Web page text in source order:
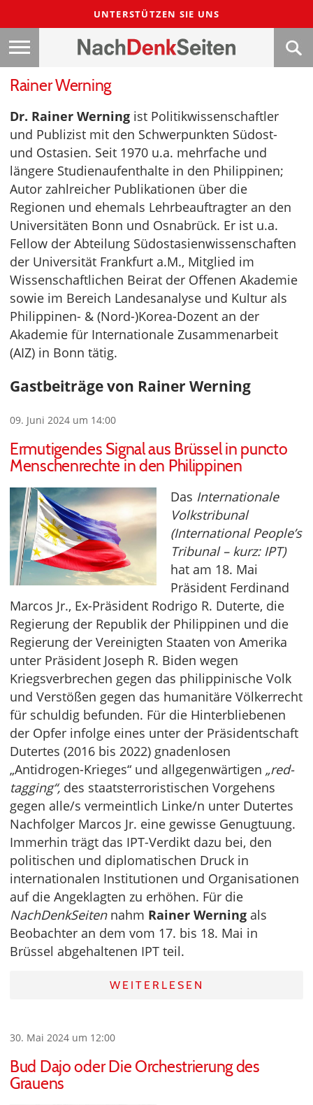
UNTERSTÜTZEN SIE UNS
Rainer Werning
Dr. Rainer Werning ist Politikwissenschaftler
und Publizist mit den Schwerpunkten Südost-
und Ostasien. Seit 1970 u.a. mehrfache und
längere Studienaufenthalte in den Philippinen;
Autor zahlreicher Publikationen über die
Regionen und ehemals Lehrbeauftragter an den
Universitäten Bonn und Osnabrück. Er ist u.a.
Fellow der Abteilung Südostasienwissenschaften
der Universität Frankfurt a.M., Mitglied im
Wissenschaftlichen Beirat der Offenen Akademie
sowie im Bereich Landesanalyse und Kultur als
Philippinen- & (Nord-)Korea-Dozent an der
Akademie für Internationale Zusammenarbeit
(AIZ) in Bonn tätig.
Gastbeiträge von Rainer Werning
09. Juni 2024 um 14:00
Ermutigendes Signal aus Brüssel in puncto
Menschenrechte in den Philippinen
Das Internationale
Volkstribunal
(International People’s
Tribunal – kurz: IPT)
hat am 18. Mai
Präsident Ferdinand
Marcos Jr., Ex-Präsident Rodrigo R. Duterte, die
Regierung der Republik der Philippinen und die
Regierung der Vereinigten Staaten von Amerika
unter Präsident Joseph R. Biden wegen
Kriegsverbrechen gegen das philippinische Volk
und Verstößen gegen das humanitäre Völkerrecht
für schuldig befunden. Für die Hinterbliebenen
der Opfer infolge eines unter der Präsidentschaft
Dutertes (2016 bis 2022) gnadenlosen
„Antidrogen-Krieges“ und allgegenwärtigen „red-
tagging“, des staatsterroristischen Vorgehens
gegen alle/s vermeintlich Linke/n unter Dutertes
Nachfolger Marcos Jr. eine gewisse Genugtuung.
Immerhin trägt das IPT-Verdikt dazu bei, den
politischen und diplomatischen Druck in
internationalen Institutionen und Organisationen
auf die Angeklagten zu erhöhen. Für die
NachDenkSeitennahm Rainer Werning als
Beobachter an dem vom 17. bis 18. Mai in
Brüssel abgehaltenen IPT teil.
WEITERLESEN
30. Mai 2024 um 12:00
Bud Dajo oder Die Orchestrierung des
Grauens